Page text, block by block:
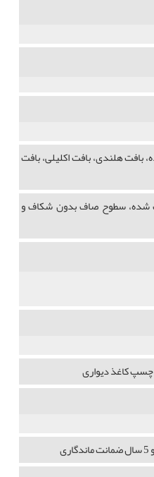
بافت هلندی، بافت اکلیلی، بافت
شده، سطوح صاف بدون شکاف و
کاغذ دیواری